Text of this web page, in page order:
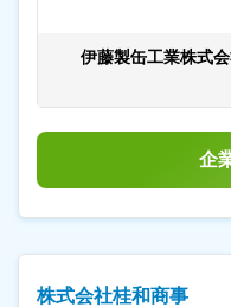
満がほとんどで、
ャリアビジョン
りに製作されて
作業指示 ⇒現場
ンと若手に人員
す。ベテランの
れていますが、
す。これから入
承する積極的な取り組み
社の定める業務
手当＞ 有 ＜給与補足＞ 補足事項なし 賃金はあくまでも
目安の金額であ
伊藤製缶工業株式
企
株式会社桂和商事